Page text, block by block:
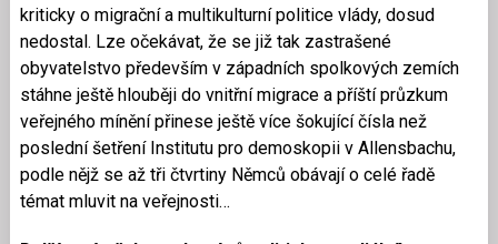
kriticky o migrační a multikulturní politice vlády, dosud
nedostal. Lze očekávat, že se již tak zastrašené
obyvatelstvo především v západních spolkových zemích
stáhne ještě hlouběji do vnitřní migrace a příští průzkum
veřejného mínění přinese ještě více šokující čísla než
poslední šetření Institutu pro demoskopii v Allensbachu,
podle nějž se až tři čtvrtiny Němců obávají o celé řadě
témat mluvit na veřejnosti…